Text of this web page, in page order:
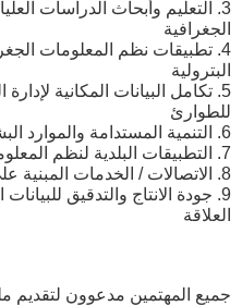
3. التعليم وأبحاث الدراسات
الجغرافية
4. تطبيقات نظم المعلومات
البترولية
5. تكامل البيانات المكانية
للطوارئ
6. التنمية المستدامة والموارد البشرية
7. التطبيقات البلدية لنظم المعلومات الجغرافية
8. الاتصالات / الخدمات المبنية على المواقع.
9. جودة الانتاج والتدقيق
العلاقة
جميع المهتمين مدعوون لتقديم